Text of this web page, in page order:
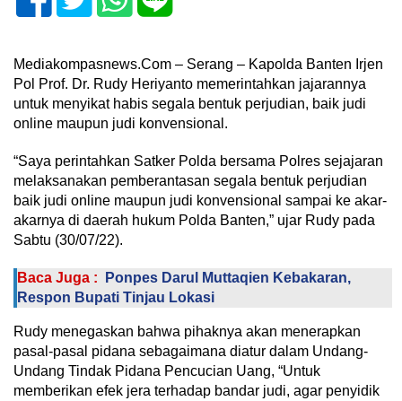
Mediakompasnews.Com – Serang – Kapolda Banten Irjen
Pol Prof. Dr. Rudy Heriyanto memerintahkan jajarannya
untuk menyikat habis segala bentuk perjudian, baik judi
online maupun judi konvensional.
“Saya perintahkan Satker Polda bersama Polres sejajaran
melaksanakan pemberantasan segala bentuk perjudian
baik judi online maupun judi konvensional sampai ke akar-
akarnya di daerah hukum Polda Banten,” ujar Rudy pada
Sabtu (30/07/22).
Baca Juga :
Ponpes Darul Muttaqien Kebakaran,
Respon Bupati Tinjau Lokasi
Rudy menegaskan bahwa pihaknya akan menerapkan
pasal-pasal pidana sebagaimana diatur dalam Undang-
Undang Tindak Pidana Pencucian Uang, “Untuk
memberikan efek jera terhadap bandar judi, agar penyidik